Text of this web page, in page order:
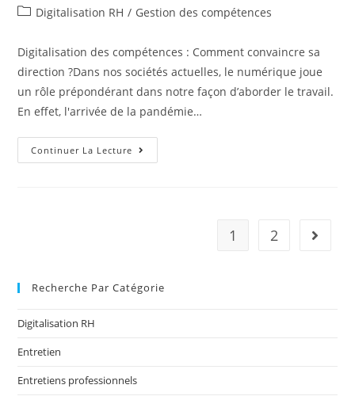
Digitalisation RH / Gestion des compétences
Digitalisation des compétences : Comment convaincre sa
direction ?Dans nos sociétés actuelles, le numérique joue
un rôle prépondérant dans notre façon d’aborder le travail.
En effet, l'arrivée de la pandémie…
Continuer La Lecture
1 2
Recherche Par Catégorie
Digitalisation RH
Entretien
Entretiens professionnels